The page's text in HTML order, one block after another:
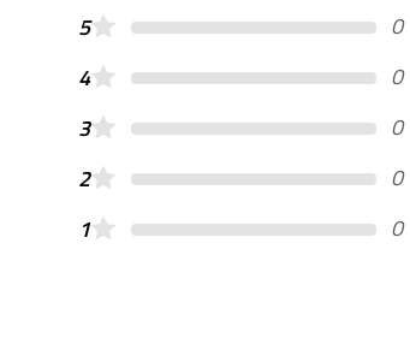
5
0
4
0
3
0
2
0
1
0